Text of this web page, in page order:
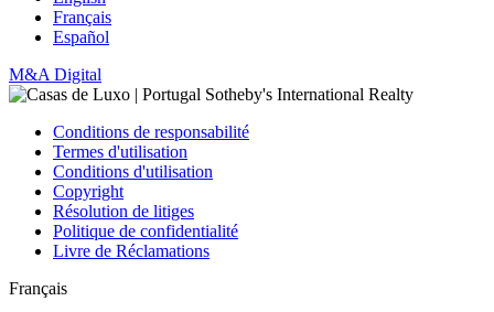
Français
Español
M&A Digital
Conditions de responsabilité
Termes d'utilisation
Conditions d'utilisation
Copyright
Résolution de litiges
Politique de confidentialité
Livre de Réclamations
Français